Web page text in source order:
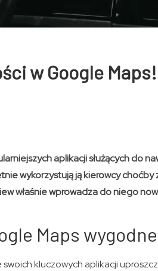
w Google Maps!
aplikacji służących do
wykorzystują ją kierowcy
właśnie wprowadza do niego
Maps
kluczowych aplikacji